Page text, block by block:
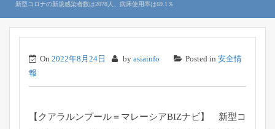
新型コロナの新規感染者数は2078人、病床使用率は69.1％
On 2022年8月24日 by asiainfo Posted in 安全情
報
【クアラルンプール＝マレーシアBIZナビ】 新型コ